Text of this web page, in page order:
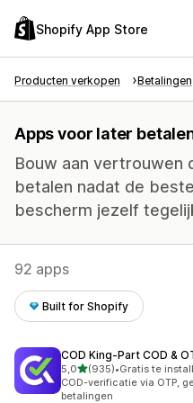
Shopify App Store
Producten verkopen Betalingen
Apps voor later
Bouw aan vertrouwen
betalen nadat de
bescherm jezelf
92 apps
Built for Shopify
COD King‑Part COD &
5,0van 5 sterren
(935)
935 recensies in totaal
•Gratis te
COD-verificatie via OTP,
betalingen